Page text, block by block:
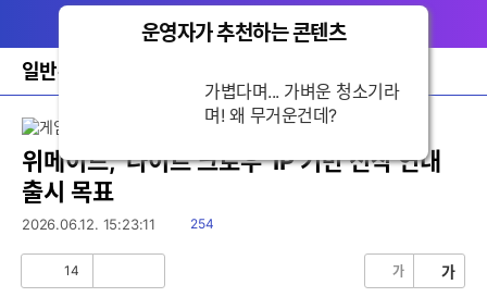
다
와
홈
일반뉴스
이
어
토
위메이드, ‘나이트 크로우’ IP 기반 신작 연내
출시 목표
2026.06.12. 15:23:11
읽
254
14 가 가
운영자가 추천하는 콘텐츠
기라며! 왜 무거운건
데?